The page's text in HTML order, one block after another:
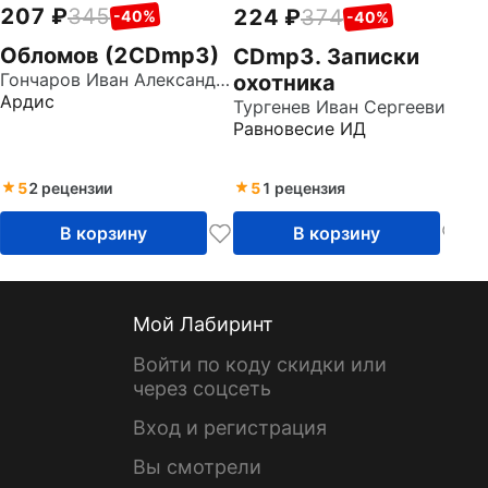
207 345 -40%
Обломов (2CDmp3)
Гончаров Иван Александрович
Ардис
52 рецензии
В корзину
224 374 -40%
CDmp3. Записки
охотника
Тургенев Иван Сергеевич
Равновесие ИД
51 рецензия
В корзину
Мой Лабиринт
Войти по коду скидки или
через соцсеть
Вход и регистрация
Вы смотрели